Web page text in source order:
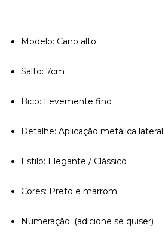
Modelo: Cano alto
Salto: 7cm
Bico: Levemente fino
Detalhe: Aplicação metálica lateral
Estilo: Elegante / Clássico
Cores: Preto e marrom
Numeração: (adicione se quiser)